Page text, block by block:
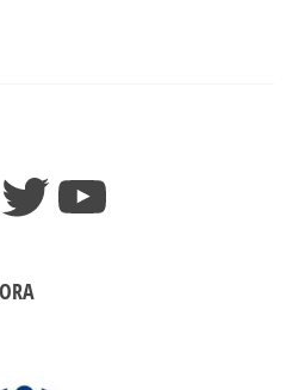
TwitterYouTube